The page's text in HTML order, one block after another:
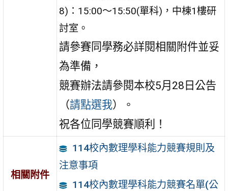
8)：15:00～15:50(單科)，中棟1樓研
討室。
請參賽同學務必詳閱相關附件並妥
為準備，
競賽辦法請參閱本校5月28日公告
（請點選我）。
祝各位同學競賽順利！
相關附件
114校內數理學科能力競賽規則及
注意事項
114校內數理學科能力競賽名單(公